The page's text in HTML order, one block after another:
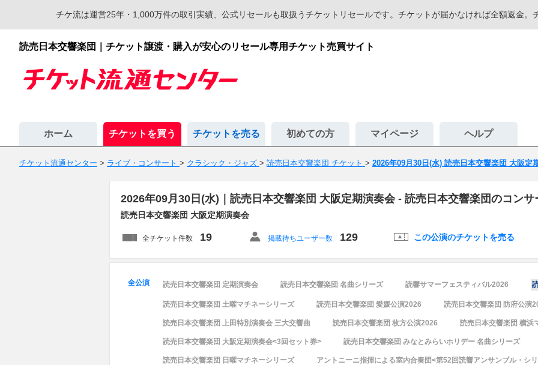
チケ流は運営25年・1,000万件の取引実績、公式リセールも取扱うチケットリセールです。チケットが届かなければ全額返金
読売日本交響楽団｜チケット譲渡・購入が安心のリセール専用チケット売買サイト
ホーム チケットを買う チケットを売る 初めての方 マイページ ヘルプ
チケット流通センター > ライブ・コンサート > クラシック・ジャズ > 読売日本交響楽団 チケット > 2026年09月30日(水) 読売日本交響楽団 大阪定
2026年09月30日(水)｜読売日本交響楽団 大阪定期演奏会 - 読売日本交響楽団のコン
読売日本交響楽団 大阪定期演奏会
全チケット件数 19 掲載待ちユーザー数 129 この公演のチケットを売る
全公演 読売日本交響楽団 定期演奏会 読売日本交響楽団 名曲シリーズ 読響サマーフェスティバル2026
読売日本交響楽団 土曜マチネーシリーズ 読売日本交響楽団 愛媛公演2026 読売日本交響楽団 防府公演
読売日本交響楽団 上田特別演奏会 三大交響曲 読売日本交響楽団 枚方公演2026 読売日本交響楽団 横浜
読売日本交響楽団 大阪定期演奏会<3回セット券> 読売日本交響楽団 みなとみらいホリデー 名曲シリーズ
読売日本交響楽団 日曜マチネーシリーズ アントニーニ指揮による室内合奏団<第52回読響アンサンブル・シ